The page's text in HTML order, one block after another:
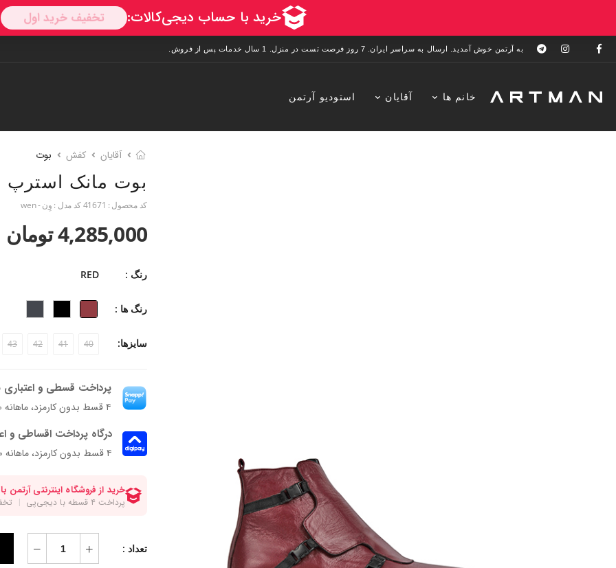
به آرتمن خوش آمدید. ارسال به سراسر ایران. 7 روز فرصت تست در منزل. 1 سال خدمات پس از فروش.
خانم ها آقایان استودیو آرتمن
آقایان کفش بوت
بوت مانک استرپ
کد محصول : 41671کد مدل : وِن - wen
4,285,000 تومان
رنگ : RED
رنگ ها :
سایزها: 40
41
42
43
پرداخت قسطی و اعتباری
۴ قسط بدون کارمزد، ماهانه ۱٬۰۷۱٬۲۵۰ تومان
درگاه پرداخت اقساطی و
۴ قسط بدون کارمزد، ماهانه 1,071,250 تومان
تعداد :